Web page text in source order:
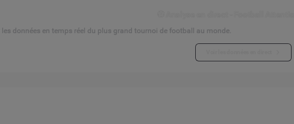
les données en temps réel du plus grand tournoi de football au monde.